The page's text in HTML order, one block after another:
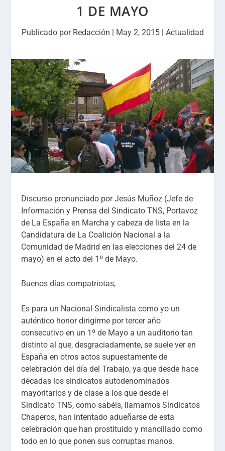
1 DE MAYO
Publicado por Redacción | May 2, 2015| Actualidad
Discurso pronunciado por Jesús Muñoz (Jefe de
Información y Prensa del Sindicato TNS, Portavoz
de La España en Marcha y cabeza de lista en la
Candidatura de La Coalición Nacional a la
Comunidad de Madrid en las elecciones del 24 de
mayo) en el acto del 1º de Mayo.
Buenos días compatriotas,
Es para un Nacional-Sindicalista como yo un
auténtico honor dirigirme por tercer año
consecutivo en un 1º de Mayo a un auditorio tan
distinto al que, desgraciadamente, se suele ver en
España en otros actos supuestamente de
celebración del día del Trabajo, ya que desde hace
décadas los sindicatos autodenominados
mayoritarios y de clase a los que desde el
Sindicato TNS, como sabéis, llamamos Sindicatos
Chaperos, han intentado adueñarse de esta
celebración que han prostituido y mancillado como
todo en lo que ponen sus corruptas manos.